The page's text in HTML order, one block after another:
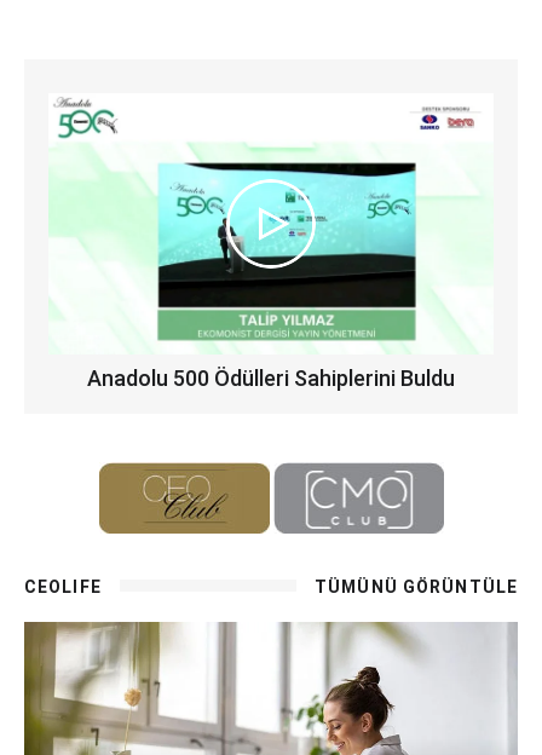
Anadolu 500 Ödülleri Sahiplerini Buldu
CEOLIFE TÜMÜNÜ GÖRÜNTÜLE